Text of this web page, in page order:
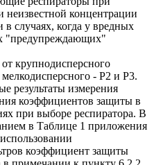
неизвестной концентрации
случаях, когда у вредных
"предупреждающих"
крупнодисперсного
- Р2 и Р3.
результаты измерения
коэффициентов защиты в
при выборе респиратора. В
в Таблице 1 приложения
коэффициент защиты